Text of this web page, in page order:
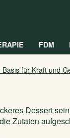
FDM
Basis für Kraft und
Dessert
Zutaten